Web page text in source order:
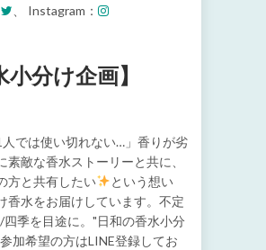
、 Instagram：
小分け企画】
人では使い切れない…」香りが劣
素敵な香水ストーリーと共に、
方と共有したい
という想い
香水をお届けしています。不定
季を目途に。"日和の香水小分
加希望の方はLINE登録してお